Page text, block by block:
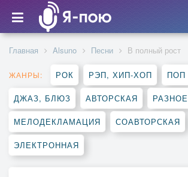
Главная Alsuno Песни В полный рост
ЖАНРЫ: РОК РЭП, ХИП-ХОП ПОП
ДЖАЗ, БЛЮЗ АВТОРСКАЯ РАЗНОЕ
МЕЛОДЕКЛАМАЦИЯ СОАВТОРСКАЯ
ЭЛЕКТРОННАЯ